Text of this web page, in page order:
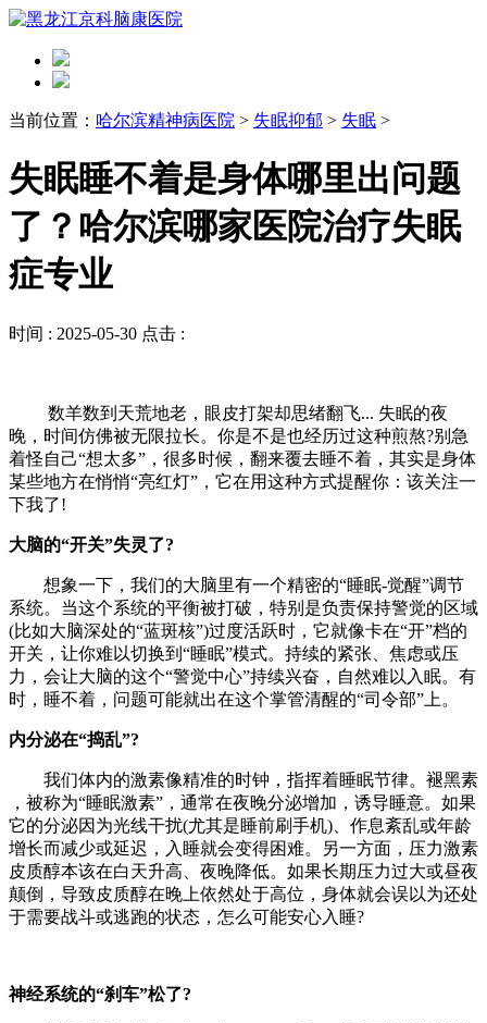
当前位置： 哈尔滨精神病医院 > 失眠抑郁 > 失眠 >
失眠睡不着是身体哪里出问题
了？哈尔滨哪家医院治疗失眠
症专业
时间 : 2025-05-30 点击 :
数羊数到天荒地老，眼皮打架却思绪翻飞... 失眠的夜
晚，时间仿佛被无限拉长。你是不是也经历过这种煎熬?别急
着怪自己“想太多”，​​很多时候，翻来覆去睡不着，其实是身体
某些地方在悄悄“亮红灯”​​，它在用这种方式提醒你：该关注一
下我了!
​​大脑的“开关”失灵了?​​
想象一下，我们的大脑里有一个精密的“睡眠-觉醒”调节
系统。当这个系统的平衡被打破，特别是负责保持警觉的区域
(比如大脑深处的“蓝斑核”)过度活跃时，它就像卡在“开”档的
开关，让你难以切换到“睡眠”模式。持续的紧张、焦虑或压
力，会让大脑的这个“警觉中心”持续兴奋，自然难以入眠。​​有
时，睡不着，问题可能就出在这个掌管清醒的“司令部”上。​​
​​内分泌在“捣乱”?​​
我们体内的激素像精准的时钟，指挥着睡眠节律。​​褪黑素​​
，被称为“睡眠激素”，通常在夜晚分泌增加，诱导睡意。如果
它的分泌因为光线干扰(尤其是睡前刷手机)、作息紊乱或年龄
增长而减少或延迟，入睡就会变得困难。另一方面，压力激素​​
皮质醇​​本该在白天升高、夜晚降低。如果长期压力过大或昼夜
颠倒，导致皮质醇在晚上依然处于高位，身体就会误以为还处
于需要战斗或逃跑的状态，怎么可能安心入睡?
​​神经系统的“刹车”松了?​​